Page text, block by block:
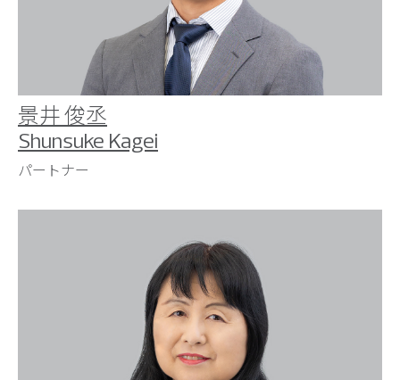
景井 俊丞
Shunsuke Kagei
パートナー